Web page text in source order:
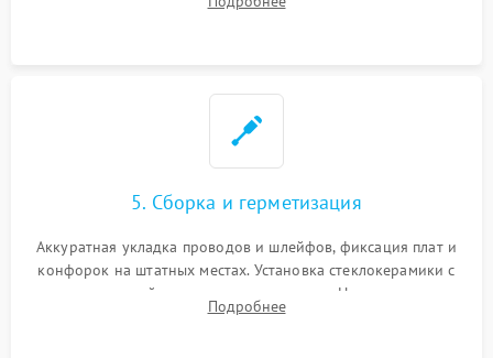
дорожек. Очистка контактов и замена поврежденной
5. Сборка и герметизация
Аккуратная укладка проводов и шлейфов, фиксация плат и
конфорок на штатных местах. Установка стеклокерамики с
проверкой равномерности зазоров. Нанесение
термостойкого герметика или укладка уплотнительной
Подробнее